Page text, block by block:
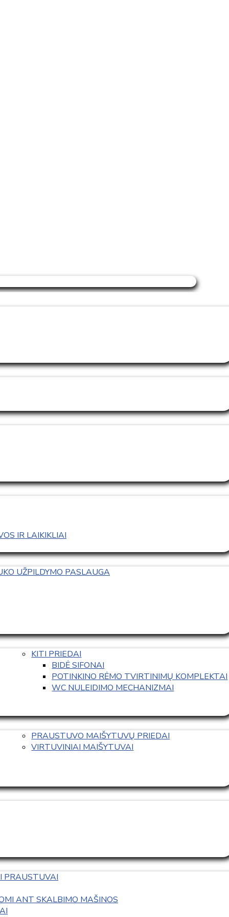
IR LAIKIKLIAI
UŽPILDYMO PASLAUGA
KITI PRIEDAI
BIDĖ SIFONAI
POTINKINO RĖMO TVIRTINIMŲ KOMPLEKTAI
WC NULEIDIMO MECHANIZMAI
PRAUSTUVO MAIŠYTUVŲ PRIEDAI
VIRTUVINIAI MAIŠYTUVAI
PRAUSTUVAI
ANT SKALBIMO MAŠINOS